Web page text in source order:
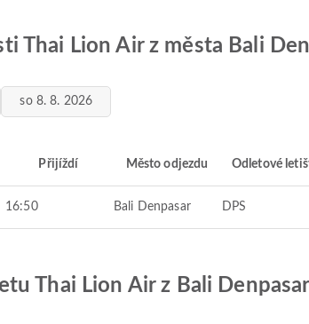
Thai Lion Air z města Bali
so 8. 8. 2026
Přijíždí Město odjezdu Odletové
16:50 Bali Denpasar DPS
Thai Lion Air z Bali Denpasar